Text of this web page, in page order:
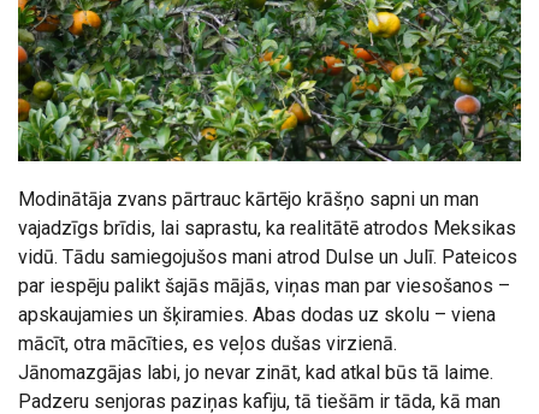
Modinātāja zvans pārtrauc kārtējo krāšņo sapni un man
vajadzīgs brīdis, lai saprastu, ka realitātē atrodos Meksikas
vidū. Tādu samiegojušos mani atrod Dulse un Julī. Pateicos
par iespēju palikt šajās mājās, viņas man par viesošanos –
apskaujamies un šķiramies. Abas dodas uz skolu – viena
mācīt, otra mācīties, es veļos dušas virzienā.
Jānomazgājas labi, jo nevar zināt, kad atkal būs tā laime.
Padzeru senjoras paziņas kafiju, tā tiešām ir tāda, kā man